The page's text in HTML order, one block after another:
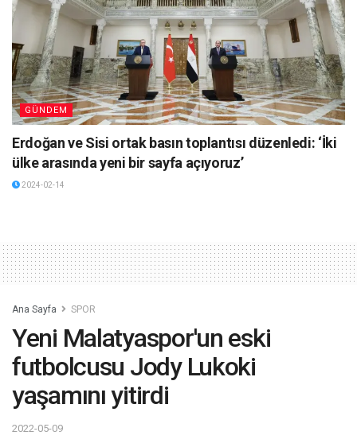
GÜNDEM
Erdoğan ve Sisi ortak basın toplantısı düzenledi: ‘İki
ülke arasında yeni bir sayfa açıyoruz’
2024-02-14
Ana Sayfa SPOR
Yeni Malatyaspor'un eski
futbolcusu Jody Lukoki
yaşamını yitirdi
2022-05-09